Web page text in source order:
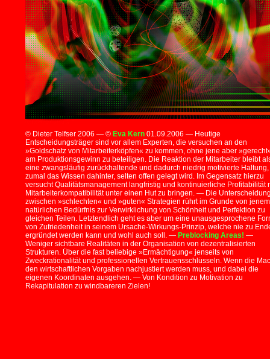
© Dieter Telfser 2006 — © Eva Kern 01.09.2006 — Heutige
Entscheidungsträger sind vor allem Experten, die versuchen an den
»Goldschatz von Mitarbeiterköpfen« zu kommen, ohne jene aber
am Produktionsgewinn zu beteiligen. Die Reaktion der Mitarbeiter bleibt
eine zwangsläufig zurückhaltende und dadurch niedrig motivierte Haltung,
zumal das Wissen dahinter, selten offen gelegt wird. Im Gegensatz hierzu
versucht Qualitätsmanagement langfristig und kontinuierliche Profitabilität
Mitarbeiterkompatibilität unter einen Hut zu bringen. — Die
zwischen »schlechten« und »guten« Strategien rührt im Grunde von jenem
natürlichen Bedürfnis zur Verwirklichung von Schönheit und Perfektion zu
gleichen Teilen. Letztendlich geht es aber um eine unausgesprochene
von Zufriedenheit in seinem Ursache-Wirkungs-Prinzip, welche nie zu
ergründet werden kann und wohl auch soll. — Preblocking Areas! —
Weniger sichtbare Realitäten in der Organisation von dezentralisierten
Strukturen. Über die fast beliebige »Ermächtigung« jenseits von
Zweckrationalität und professionellen Vertrauensschlüsseln. Wenn die
den wirtschaftlichen Vorgaben nachjustiert werden muss, und dabei die
eigenen Koordinaten ausgehen. — Von Kondition zu Motivation zu
Rekapitulation zu windbareren Zielen!